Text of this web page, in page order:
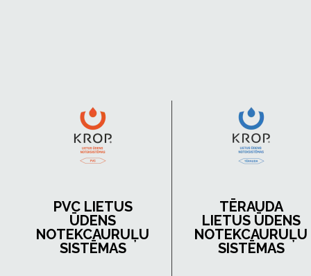
PVC LIETUS
ŪDENS
NOTEKCAURUĻU
SISTĒMAS
TĒRAUDA
LIETUS ŪDENS
NOTEKCAURUĻU
SISTĒMAS